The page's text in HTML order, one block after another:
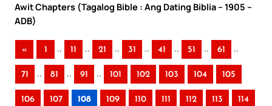
Awit Chapters (Tagalog Bible : Ang Dating Biblia – 1905 –
ADB)
« 1 .. 11 .. 21 .. 31 .. 41 .. 51 .. 61 ..
71 .. 81 .. 91 .. 101 102 103 104 105
106 107 108 109 110 111 112 113 114